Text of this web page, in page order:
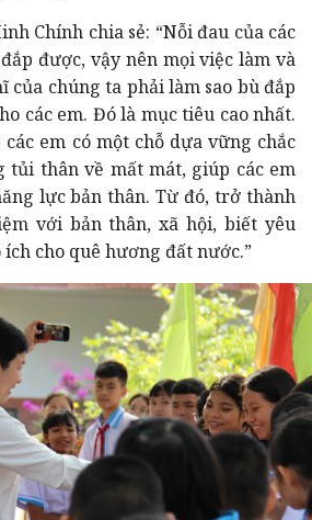
Chính chia sẻ: “Nỗi đau của các
được, vậy nên mọi việc làm và
của chúng ta phải làm sao bù đắp
các em. Đó là mục tiêu cao nhất.
em có một chỗ dựa vững chắc
tủi thân về mất mát, giúp các em
lực bản thân. Từ đó, trở thành
với bản thân, xã hội, biết yêu
cho quê hương đất nước.”